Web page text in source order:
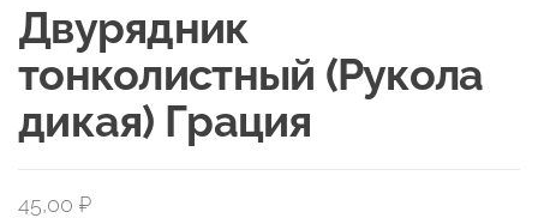
Двурядник
тонколистный (Рукола
дикая) Грация
45,00 ₽